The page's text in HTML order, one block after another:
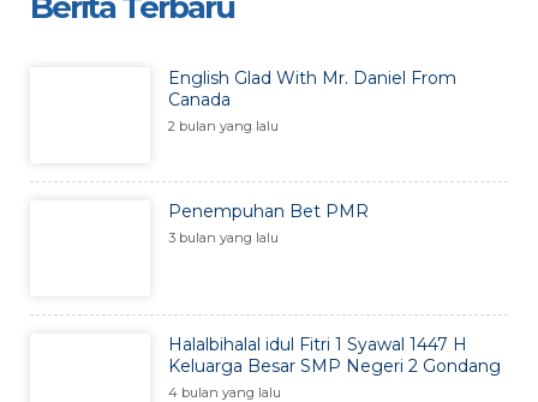
English Glad With Mr. Daniel From
Canada
2 bulan yang lalu
Penempuhan Bet PMR
3 bulan yang lalu
Halalbihalal idul Fitri 1 Syawal 1447 H
Keluarga Besar SMP Negeri 2 Gondang
4 bulan yang lalu